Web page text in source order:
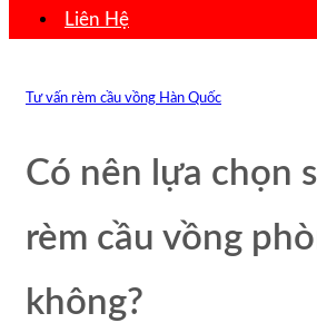
Liên Hệ
Tư vấn rèm cầu vồng Hàn Quốc
Có nên lựa chọn
rèm cầu vồng
không?